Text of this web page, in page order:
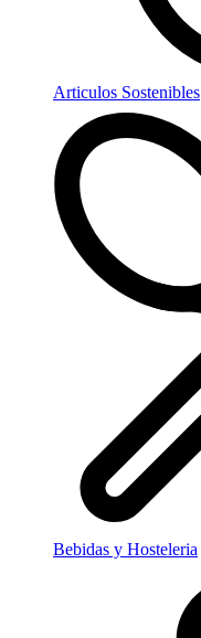
Articulos Sostenibles
Bebidas y Hosteleria